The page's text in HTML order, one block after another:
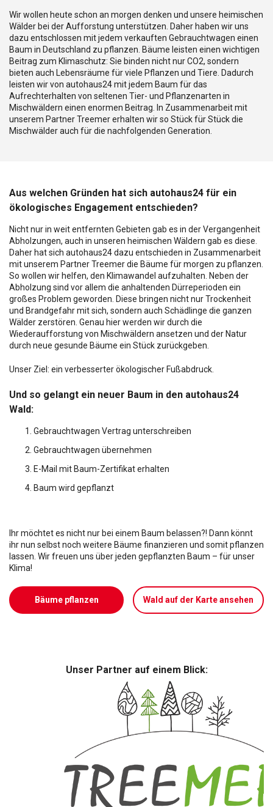
Wir wollen heute schon an morgen denken und unsere heimischen
Wälder bei der Aufforstung unterstützen. Daher haben wir uns
dazu entschlossen mit jedem verkauften Gebrauchtwagen einen
Baum in Deutschland zu pflanzen. Bäume leisten einen wichtigen
Beitrag zum Klimaschutz: Sie binden nicht nur CO2, sondern
bieten auch Lebensräume für viele Pflanzen und Tiere. Dadurch
leisten wir von autohaus24 mit jedem Baum für das
Aufrechterhalten von seltenen Tier- und Pflanzenarten in
Mischwäldern einen enormen Beitrag. In Zusammenarbeit mit
unserem Partner Treemer erhalten wir so Stück für Stück die
Mischwälder auch für die nachfolgenden Generation.
Aus welchen Gründen hat sich autohaus24 für ein
ökologisches Engagement entschieden?
Nicht nur in weit entfernten Gebieten gab es in der Vergangenheit
Abholzungen, auch in unseren heimischen Wäldern gab es diese.
Daher hat sich autohaus24 dazu entschieden in Zusammenarbeit
mit unserem Partner Treemer die Bäume für morgen zu pflanzen.
So wollen wir helfen, den Klimawandel aufzuhalten. Neben der
Abholzung sind vor allem die anhaltenden Dürreperioden ein
großes Problem geworden. Diese bringen nicht nur Trockenheit
und Brandgefahr mit sich, sondern auch Schädlinge die ganzen
Wälder zerstören. Genau hier werden wir durch die
Wiederaufforstung von Mischwäldern ansetzen und der Natur
durch neue gesunde Bäume ein Stück zurückgeben.
Unser Ziel: ein verbesserter ökologischer Fußabdruck.
Und so gelangt ein neuer Baum in den autohaus24
Wald:
Gebrauchtwagen Vertrag unterschreiben
Gebrauchtwagen übernehmen
E-Mail mit Baum-Zertifikat erhalten
Baum wird gepflanzt
Ihr möchtet es nicht nur bei einem Baum belassen?! Dann könnt
ihr nun selbst noch weitere Bäume finanzieren und somit pflanzen
lassen. Wir freuen uns über jeden gepflanzten Baum – für unser
Klima!
Bäume pflanzen Wald auf der Karte ansehen
Unser Partner auf einem Blick: